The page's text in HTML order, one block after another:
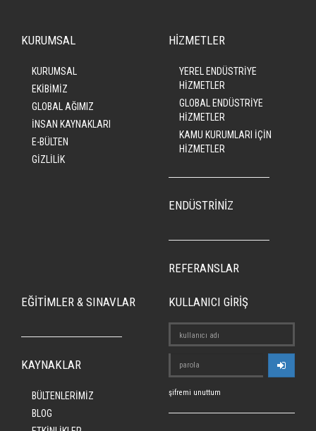
KURUMSAL
KURUMSAL
EKİBİMİZ
GLOBAL AĞIMIZ
İNSAN KAYNAKLARI
E-BÜLTEN
GİZLİLİK
HİZMETLER
YEREL ENDÜSTRİYE
HİZMETLER
GLOBAL ENDÜSTRİYE
HİZMETLER
KAMU KURUMLARI İÇİN
HİZMETLER
ENDÜSTRİNİZ
REFERANSLAR
EĞİTİMLER & SINAVLAR
KAYNAKLAR
BÜLTENLERİMİZ
BLOG
KULLANICI GİRİŞ
şifremi unuttum